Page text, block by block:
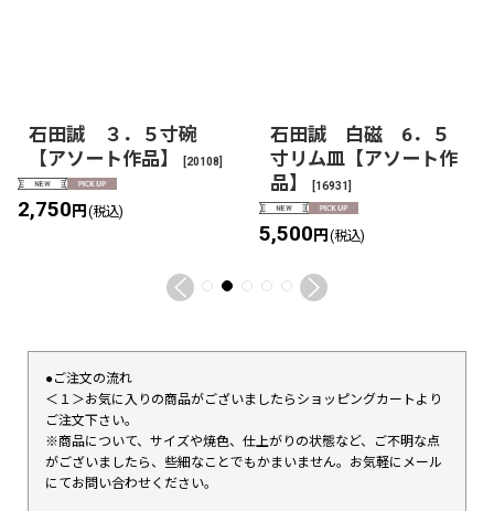
石田誠 ３．５寸碗
【アソート作品】
[20108]
2,750円 (税込)
石田誠 白磁 6．５
寸リム皿【アソート作
品】
[16931]
5,500円 (税込)
●ご注文の流れ
＜１＞お気に入りの商品がございましたらショッピングカートより
ご注文下さい。
※商品について、サイズや焼色、仕上がりの状態など、ご不明な点
がございましたら、些細なことでもかまいません。お気軽にメール
にてお問い合わせください。